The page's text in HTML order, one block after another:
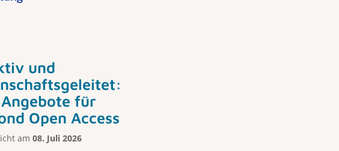
und
für
Open Access
am 08. Juli 2026